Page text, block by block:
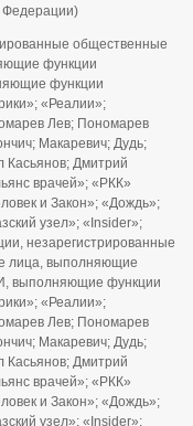
Федерации)
общественные
функции
функции
«Реалии»;
Лев; Пономарев
Макаревич; Дудь;
Дмитрий
врачей»; «РКК»
и Закон»; «Дождь»;
узел»; «Insider»;
незарегистрированные
лица, выполняющие
выполняющие функции
«Реалии»;
Лев; Пономарев
Макаревич; Дудь;
Дмитрий
врачей»; «РКК»
и Закон»; «Дождь»;
узел»; «Insider»;